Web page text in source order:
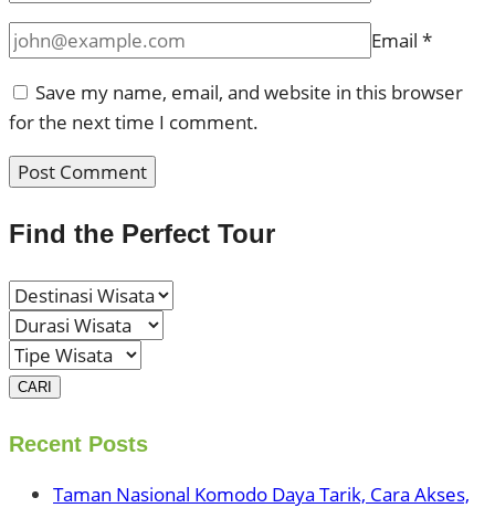
Email *
Save my name, email, and website in this browser
for the next time I comment.
Find the Perfect Tour
CARI
Recent Posts
Taman Nasional Komodo Daya Tarik, Cara Akses,